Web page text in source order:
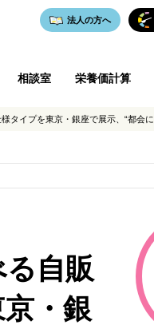
法人の方へ
相談室 栄養価計算
自販
・銀